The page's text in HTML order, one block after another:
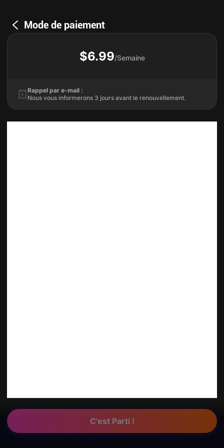
Mode de paiement
$6.99/Semaine
Rappel par e-mail :
Nous vous informerons 3 jours avant le renouvellement.
C'est Parti !